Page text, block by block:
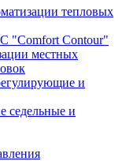
тепловых
"Comfort Contour"
местных
и
седельные и